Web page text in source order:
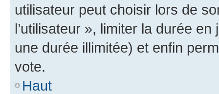
utilisateur peut choisir lors de
l’utilisateur », limiter la durée
une durée illimitée) et enfin
vote.
Haut